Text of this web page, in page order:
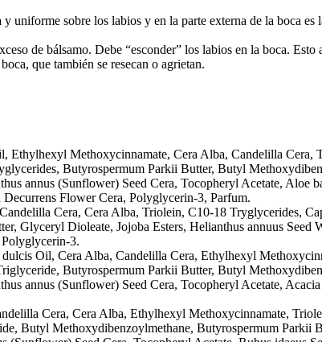
uniforme sobre los labios y en la parte externa de la boca es
de bálsamo. Debe “esconder” los labios en la boca. Esto
que también se resecan o agrietan.
Ethylhexyl Methoxycinnamate, Cera Alba, Candelilla Cera,
Butyrospermum Parkii Butter, Butyl
annus (Sunflower) Seed Cera, Tocopheryl Acetate, Aloe
Flower Cera, Polyglycerin-3, Parfum.
Cera, Cera Alba, Triolein, C10-18 Tryglycerides,
Glyceryl Dioleate, Jojoba Esters, Helianthus annuus Seed
3.
dulcis Oil, Cera Alba, Candelilla Cera, Ethylhexyl
Butyrospermum Parkii Butter, Butyl
annus (Sunflower) Seed Cera, Tocopheryl Acetate,
Cera, Cera Alba, Ethylhexyl Methoxycinnamate,
Butyl Methoxydibenzoylmethane, Butyrospermum Parkii